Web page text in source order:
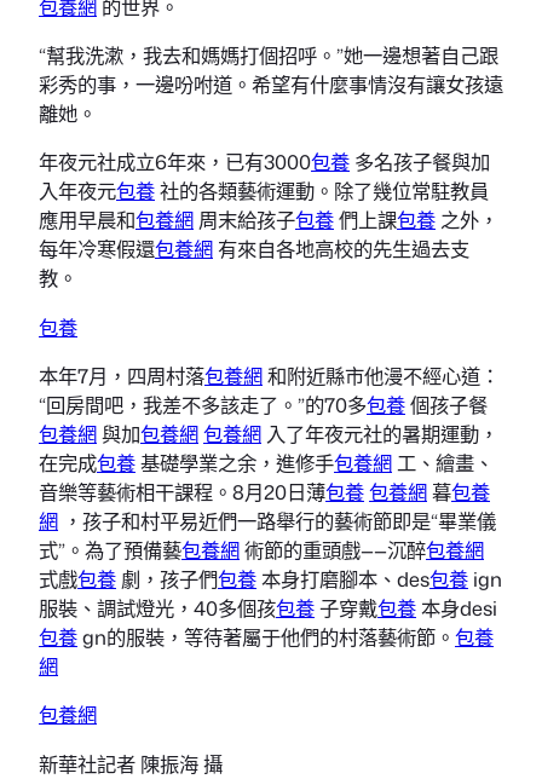
包養網 的世界。
“幫我洗漱，我去和媽媽打個招呼。”她一邊想著自己跟
彩秀的事，一邊吩咐道。希望有什麼事情沒有讓女孩遠
離她。
年夜元社成立6年來，已有3000包養 多名孩子餐與加
入年夜元包養社的各類藝術運動。除了幾位常駐教員
應用早晨和包養網 周末給孩子包養們上課包養 之外，
每年冷寒假還包養網 有來自各地高校的先生過去支
教。
包養
本年7月，四周村落包養網和附近縣市他漫不經心道：
“回房間吧，我差不多該走了。”的70多包養個孩子餐
包養網與加包養網包養網 入了年夜元社的暑期運動，
在完成包養基礎學業之余，進修手包養網工、繪畫、
音樂等藝術相干課程。8月20日薄包養包養網暮包養
網 ，孩子和村平易近們一路舉行的藝術節即是“畢業儀
式”。為了預備藝包養網術節的重頭戲——沉醉包養網
式戲包養 劇，孩子們包養本身打磨腳本、des包養 ign
服裝、調試燈光，40多個孩包養子穿戴包養本身desi
包養gn的服裝，等待著屬于他們的村落藝術節。 包養
網
包養網
新華社記者 陳振海 攝